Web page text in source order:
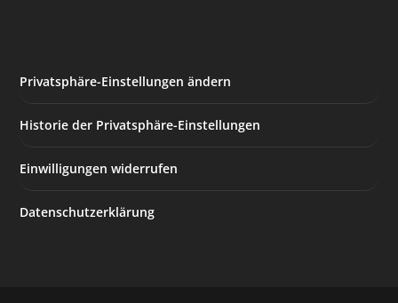
Privatsphäre-Einstellungen ändern
Historie der Privatsphäre-Einstellungen
Einwilligungen widerrufen
Datenschutzerklärung